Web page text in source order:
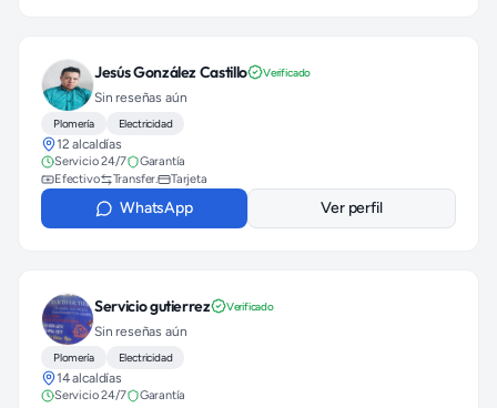
Jesús González Castillo Verificado
Sin reseñas aún
Plomería Electricidad
12 alcaldías
Servicio 24/7
Garantía
Efectivo
Transfer. Tarjeta
WhatsApp Ver perfil
Servicio gutierrez Verificado
Sin reseñas aún
Plomería Electricidad
14 alcaldías
Servicio 24/7
Garantía